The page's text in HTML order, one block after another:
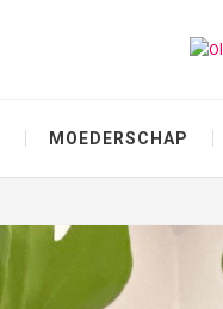
MOEDERSCHAP